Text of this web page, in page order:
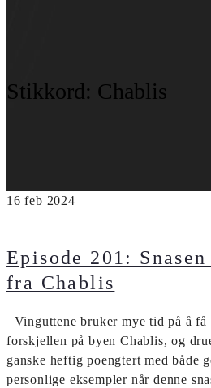
Stikkord: Chablis
16 feb 2024
Episode 201:
fra Chablis
Vinguttene bruker mye tid på å
forskjellen på byen Chablis, og
ganske heftig poengtert med både
personlige eksempler når denne